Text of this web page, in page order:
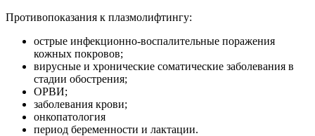
Противопоказания к плазмолифтингу:
острые инфекционно-воспалительные поражения
кожных покровов;
вирусные и хронические соматические заболевания в
стадии обострения;
ОРВИ;
заболевания крови;
онкопатология
период беременности и лактации.